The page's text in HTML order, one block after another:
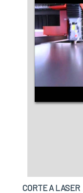
CORTE A LASER